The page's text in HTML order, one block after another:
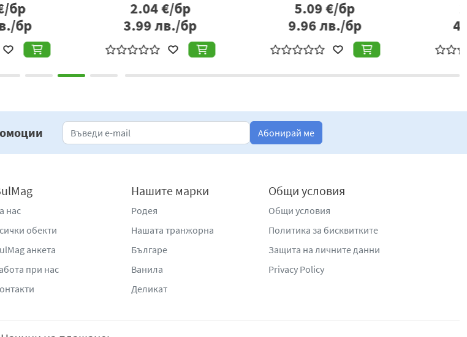
: „Лозев“ ЕООД, гр. София, ул. „Саша Попов“ 425, тел.: +359 899825361, +359 896809060, e-
,office@alkom-sweets.com;www.sweetsbg.com
5.09
9.96
2.06
4.03
2.46
4.81
Абонирай ме
нас
обекти
анкета
при нас
Нашите марки
Родея
Нашата транжорна
Българе
Ванила
Деликат
Общи условия
Общи условия
Политика за бисквитките
Защита на личните данни
Privacy Policy